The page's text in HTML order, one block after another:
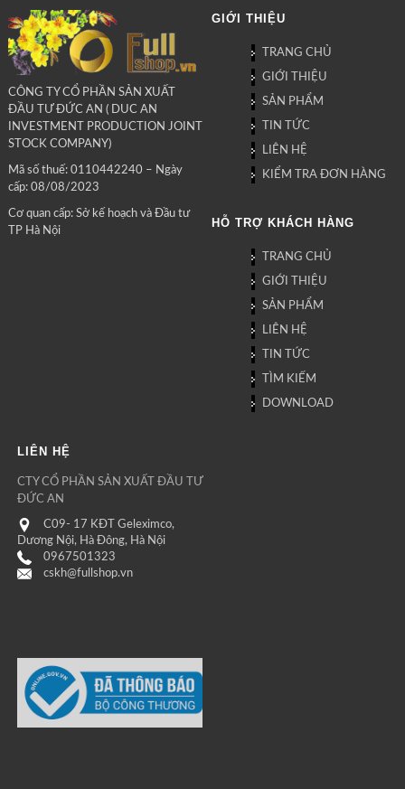
CÔNG TY CỔ PHẦN SẢN XUẤT
ĐẦU TƯ ĐỨC AN ( DUC AN
INVESTMENT PRODUCTION JOINT
STOCK COMPANY)
Mã số thuế: 0110442240 – Ngày
cấp: 08/08/2023
Cơ quan cấp: Sở kế hoạch và Đầu tư
TP Hà Nội
GIỚI THIỆU
TRANG CHỦ
GIỚI THIỆU
SẢN PHẨM
TIN TỨC
LIÊN HỆ
KIỂM TRA ĐƠN HÀNG
HỖ TRỢ KHÁCH HÀNG
TRANG CHỦ
GIỚI THIỆU
SẢN PHẨM
LIÊN HỆ
TIN TỨC
TÌM KIẾM
DOWNLOAD
LIÊN HỆ
CTY CỔ PHẦN SẢN XUẤT ĐẦU TƯ
ĐỨC AN
C09- 17 KĐT Geleximco,
Dương Nội, Hà Đông, Hà Nội
0967501323
cskh@fullshop.vn